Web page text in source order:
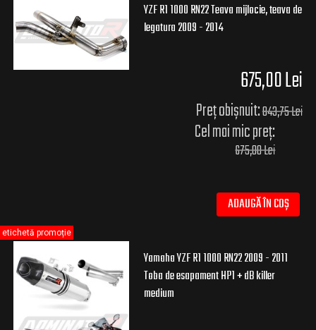
YZF R1 1000 RN22 Teava mijlocie, teava de
legatura 2009 - 2014
675,00 Lei
Preț obișnuit:843,75 Lei
Cel mai mic preț:
675,00 Lei
ADAUGĂ ÎN COȘ
Yamaha YZF R1 1000 RN22 2009 - 2011
Toba de esapament HP1 + dB killer
medium
etichetă promoție